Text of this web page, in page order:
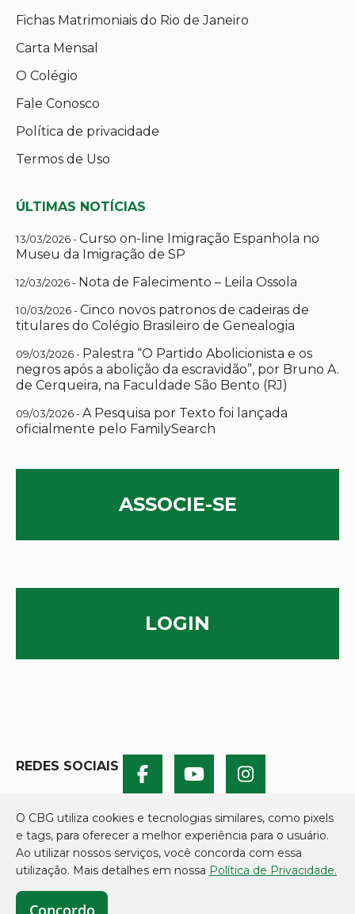
Fichas Matrimoniais do Rio de Janeiro
Carta Mensal
O Colégio
Fale Conosco
Política de privacidade
Termos de Uso
ÚLTIMAS NOTÍCIAS
13/03/2026 -Curso on-line Imigração Espanhola no
Museu da Imigração de SP
12/03/2026 - Nota de Falecimento – Leila Ossola
10/03/2026 -Cinco novos patronos de cadeiras de
titulares do Colégio Brasileiro de Genealogia
09/03/2026 - Palestra “O Partido Abolicionista e os
negros após a abolição da escravidão”, por Bruno A.
de Cerqueira, na Faculdade São Bento (RJ)
09/03/2026 -A Pesquisa por Texto foi lançada
oficialmente pelo FamilySearch
ASSOCIE-SE
LOGIN
REDES SOCIAIS
O CBG utiliza cookies e tecnologias similares, como pixels
e tags, para oferecer a melhor experiência para o usuário.
Ao utilizar nossos serviços, você concorda com essa
utilização. Mais detalhes em nossa Política de Privacidade.
Concordo